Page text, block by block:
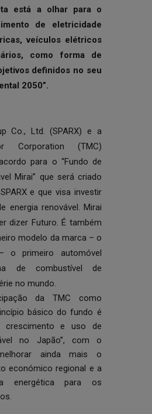
está a olhar para o
de eletricidade
veículos elétricos
como forma de
definidos no seu
2050”.
Co., Ltd. (SPARX) e a
Corporation (TMC)
para o “Fundo de
Mirai” que será criado
e que visa investir
energia renovável. Mirai
dizer Futuro. É também
modelo da marca – o
o primeiro automóvel
de combustível de
no mundo.
da TMC como
básico do fundo é
crescimento e uso de
no Japão”, com o
ainda mais o
económico regional e a
energética para os